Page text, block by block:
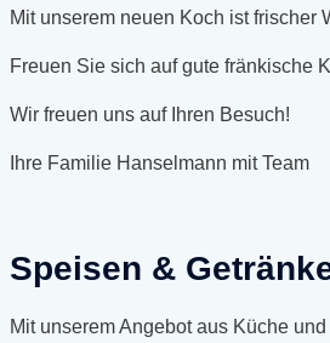
Mit unserem neuen Koch ist frischer
Freuen Sie sich auf gute fränkische
Wir freuen uns auf Ihren Besuch!
Ihre Familie Hanselmann mit Team
Speisen &
Mit unserem Angebot aus Küche